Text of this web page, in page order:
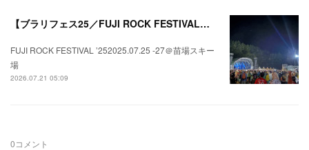
【ブラリフェス25／FUJI ROCK FESTIVAL】日本の夏にはフジロックが欠かせない。
FUJI ROCK FESTIVAL ’252025.07.25 -27＠苗場スキー
場
2026.07.21 05:09
0コメント